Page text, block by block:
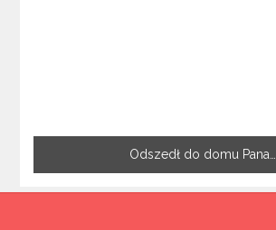
Odszedł do domu Pana…